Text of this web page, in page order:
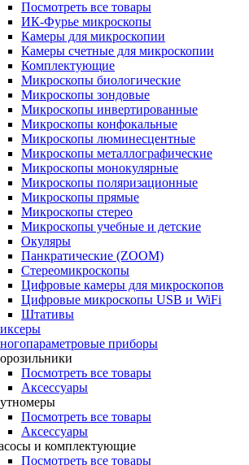
Посмотреть все товары
ИК-Фурье микроскопы
Камеры для микроскопии
Камеры счетные для микроскопии
Комплектующие
Микроскопы биологические
Микроскопы зондовые
Микроскопы инвертированные
Микроскопы конфокальные
Микроскопы люминесцентные
Микроскопы металлографические
Микроскопы монокулярные
Микроскопы поляризационные
Микроскопы прямые
Микроскопы стерео
Микроскопы учебные и детские
Окуляры
Панкратические (ZOOM)
Стереомикроскопы
Цифровые камеры для микроскопов
Цифровые микроскопы USB и WiFi
Штативы
приборы
Посмотреть все товары
Аксессуары
Посмотреть все товары
Аксессуары
и комплектующие
Посмотреть все товары